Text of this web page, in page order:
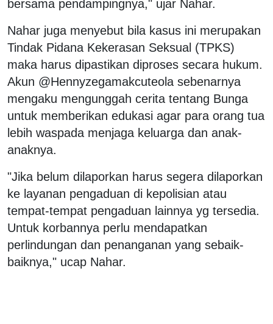
bersama pendampingnya," ujar Nahar.
Nahar juga menyebut bila kasus ini merupakan
Tindak Pidana Kekerasan Seksual (TPKS)
maka harus dipastikan diproses secara hukum.
Akun @Hennyzegamakcuteola sebenarnya
mengaku mengunggah cerita tentang Bunga
untuk memberikan edukasi agar para orang tua
lebih waspada menjaga keluarga dan anak-
anaknya.
"Jika belum dilaporkan harus segera dilaporkan
ke layanan pengaduan di kepolisian atau
tempat-tempat pengaduan lainnya yg tersedia.
Untuk korbannya perlu mendapatkan
perlindungan dan penanganan yang sebaik-
baiknya," ucap Nahar.